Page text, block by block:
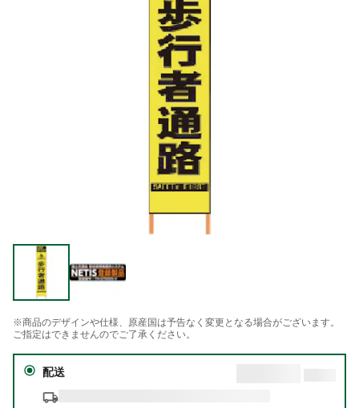
※商品のデザインや仕様、原産国は予告なく変更となる場合がございます。
ご指定はできませんのでご了承ください。
配送